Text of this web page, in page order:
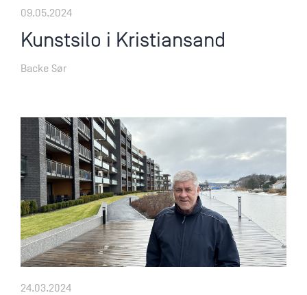
09.05.2024
Kunstsilo i Kristiansand
Backe Sør
24.03.2024